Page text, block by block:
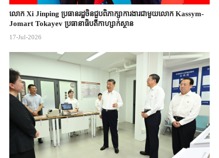
លោក Xi Jinping ប្រធានរដ្ឋចិន​ជួបពិភាក្សា​ការងារជាមួយ​លោក Kassym-
Jomart ​Tokayev ​ប្រធានាធិបតី​កាហ្សាក់ស្ថាន​
17-Jul-2026